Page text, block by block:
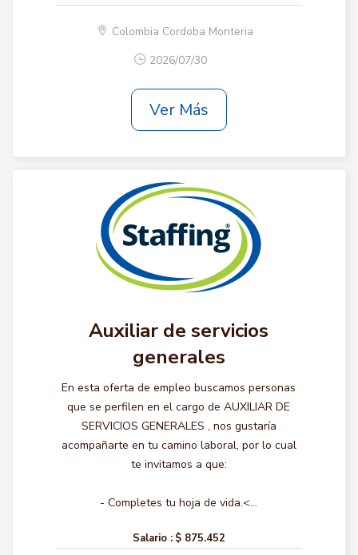
Colombia Cordoba Monteria
2026/07/30
Ver Más
Auxiliar de servicios
generales
En esta oferta de empleo buscamos personas
que se perfilen en el cargo de AUXILIAR DE
SERVICIOS GENERALES , nos gustaría
acompañarte en tu camino laboral, por lo cual
te invitamos a que:
- Completes tu hoja de vida.<...
Salario : $ 875.452